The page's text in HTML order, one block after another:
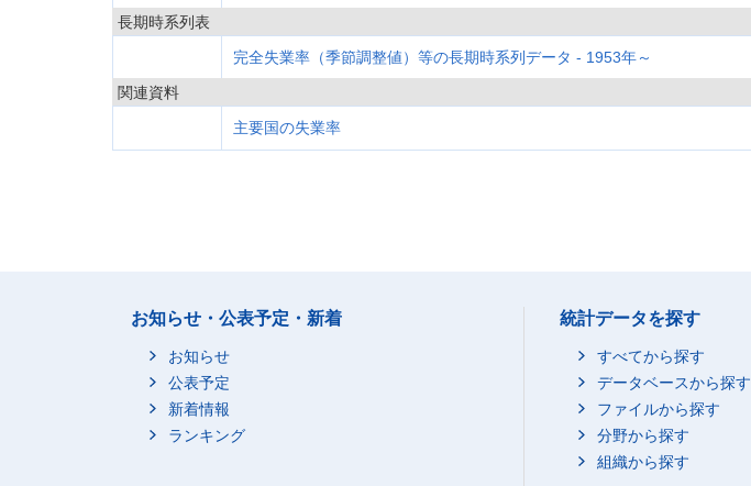
長期時系列表
完全失業率（季節調整値）等の長期時系列データ - 1953年～
関連資料
主要国の失業率
お知らせ・公表予定・新着
お知らせ
公表予定
新着情報
ランキング
統計データを探す
すべてから探す
データベースから探す
ファイルから探す
分野から探す
組織から探す